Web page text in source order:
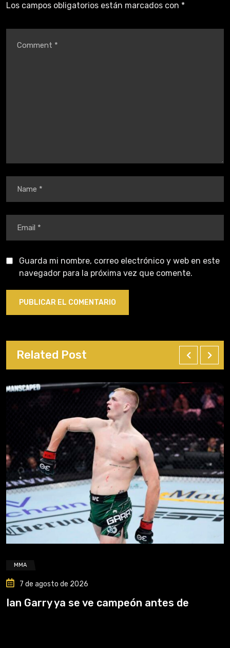
Los campos obligatorios están marcados con *
Guarda mi nombre, correo electrónico y web en este
navegador para la próxima vez que comente.
Related Post
MMA
7 de agosto de 2026
Ian Garry ya se ve campeón antes de